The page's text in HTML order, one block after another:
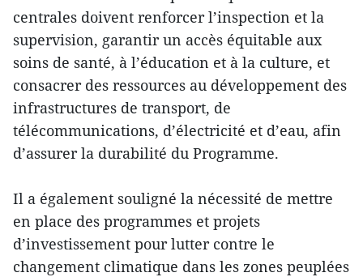
centrales doivent renforcer l’inspection et la
supervision, garantir un accès équitable aux
soins de santé, à l’éducation et à la culture, et
consacrer des ressources au développement des
infrastructures de transport, de
télécommunications, d’électricité et d’eau, afin
d’assurer la durabilité du Programme.
Il a également souligné la nécessité de mettre
en place des programmes et projets
d’investissement pour lutter contre le
changement climatique dans les zones peuplées